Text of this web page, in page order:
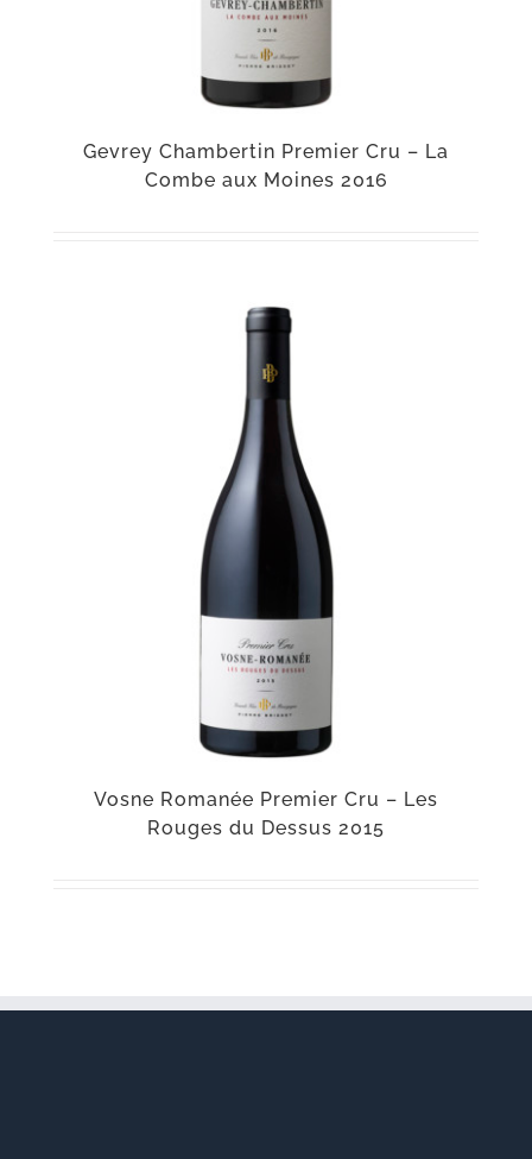
Gevrey Chambertin Premier Cru – La
Combe aux Moines 2016
Vosne Romanée Premier Cru – Les
Rouges du Dessus 2015